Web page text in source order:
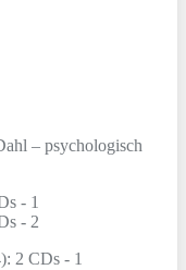
– psychologisch